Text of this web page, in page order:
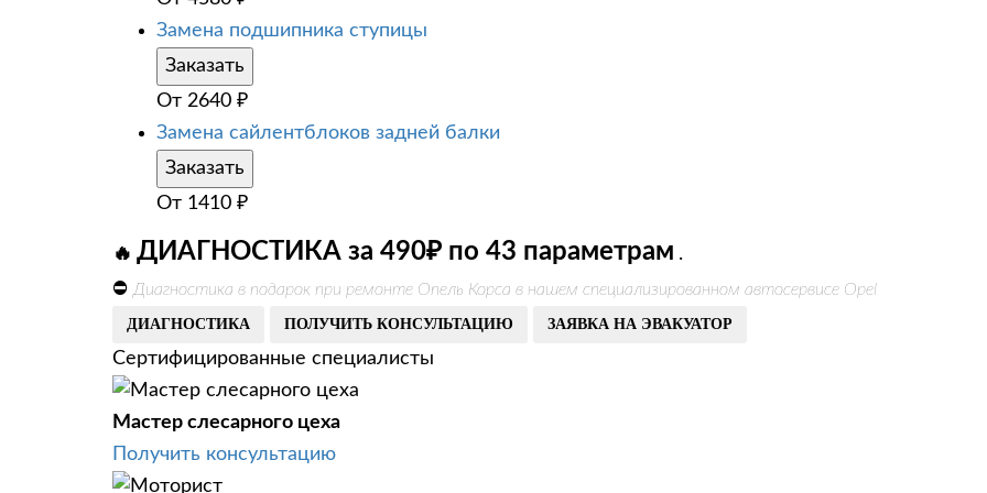
Замена подшипника ступицы
Заказать
От 2640 ₽
Замена сайлентблоков задней балки
Заказать
От 1410 ₽
🔥 ДИАГНОСТИКА за 490₽ по 43 параметрам .
⛔ Диагностика в подарок при ремонте Опель Корса в нашем специализированном автосервисе Opel
ДИАГНОСТИКА ПОЛУЧИТЬ КОНСУЛЬТАЦИЮ ЗАЯВКА НА ЭВАКУАТОР
Сертифицированные специалисты
Мастер слесарного цеха
Получить консультацию